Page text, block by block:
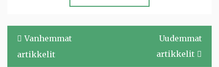
Artikkelien
selaus
Vanhemmat
artikkelit
Uudemmat
artikkelit